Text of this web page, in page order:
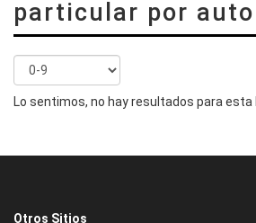
particular por
Lo sentimos, no hay resultados para esta
Otros Sitios